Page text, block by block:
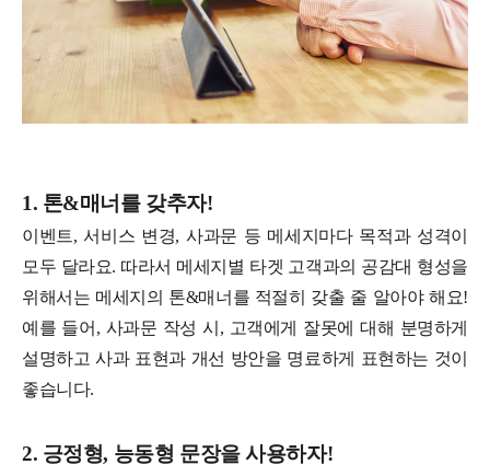
1. 톤&매너를 갖추자!
이벤트, 서비스 변경, 사과문 등 메세지마다 목적과 성격이
모두 달라요. 따라서 메세지별 타겟 고객과의 공감대 형성을
위해서는 메세지의 톤&매너를 적절히 갖출 줄 알아야 해요!
예를 들어, 사과문 작성 시, 고객에게 잘못에 대해 분명하게
설명하고 사과 표현과 개선 방안을 명료하게 표현하는 것이
좋습니다.
2. 긍정형, 능동형 문장을 사용하자!